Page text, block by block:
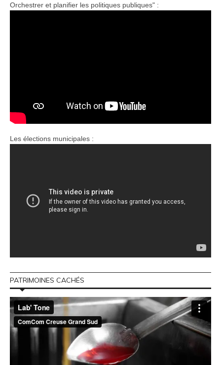
Orchestrer et planifier les politiques publiques" :
Les élections municipales :
PATRIMOINES CACHÉS